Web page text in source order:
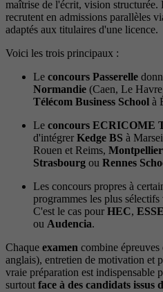
maîtrise de l'écrit, vision structurée.
recrutent en admissions parallèles
adaptés aux titulaires d'une licence.
Voici les trois principaux :
Le concours Passerelle
Normandie (Caen, Le
Télécom Business School à
Le concours ECRICOME
d'intégrer Kedge BS à
Rouen et Reims, Montpellier
Strasbourg ou Rennes
Les concours propres à
programmes les plus sélectifs
C'est le cas pour HEC,
ou Audencia.
Chaque examen combine épreuves
anglais), entretien de motivation et
vraie préparation est indispensable
surtout face à des candidats issus